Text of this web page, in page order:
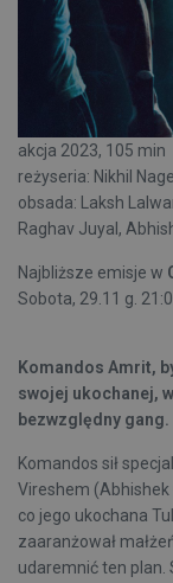
akcja 2023, 105 min
reżyseria: Nikhil
obsada: Laksh
Raghav Juyal,
Najbliższe emisje w
Sobota, 29.11 g.
Komandos Amrit,
swojej ukochanej,
bezwzględny gang.
Komandos sił
Vireshem
co jego ukochana
zaaranżował
udaremnić ten plan.